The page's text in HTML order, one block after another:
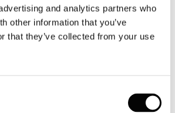
and analytics partners who
other information that you’ve
that they’ve collected from your use
Si è svolta oggi, on line, l´Assemblea
titolo: "CARTA ECOSISTEMA
" con la partecipazione del Vice
Alberto Marenghi (AD Cartiera
Sviluppo e Marketing Associativo e
segna il passaggio di testimone